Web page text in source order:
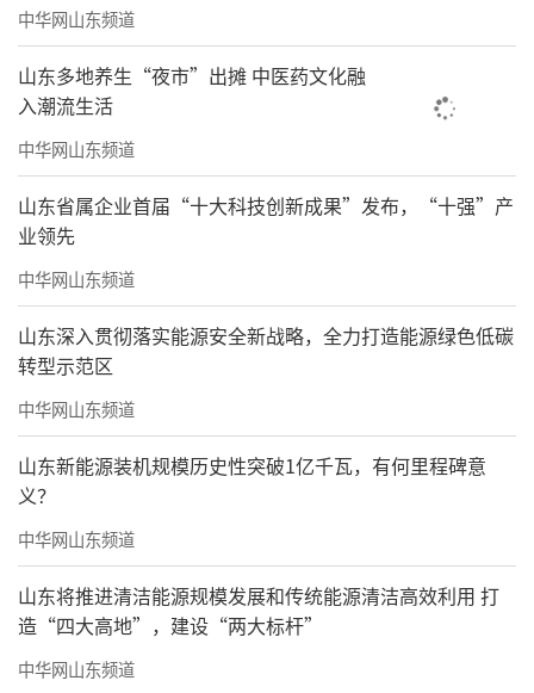
中华网山东频道
山东多地养生“夜市”出摊 中医药文化融
入潮流生活
中华网山东频道
山东省属企业首届“十大科技创新成果”发布，“十强”产
业领先
中华网山东频道
山东深入贯彻落实能源安全新战略，全力打造能源绿色低碳
转型示范区
中华网山东频道
山东新能源装机规模历史性突破1亿千瓦，有何里程碑意
义？
中华网山东频道
山东将推进清洁能源规模发展和传统能源清洁高效利用 打
造“四大高地”，建设“两大标杆”
中华网山东频道